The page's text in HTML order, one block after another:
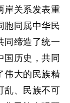
岸关系发表重
胞同属中华民
同缔造了统一
国历史，共同
伟大的民族精
乱、民族不可